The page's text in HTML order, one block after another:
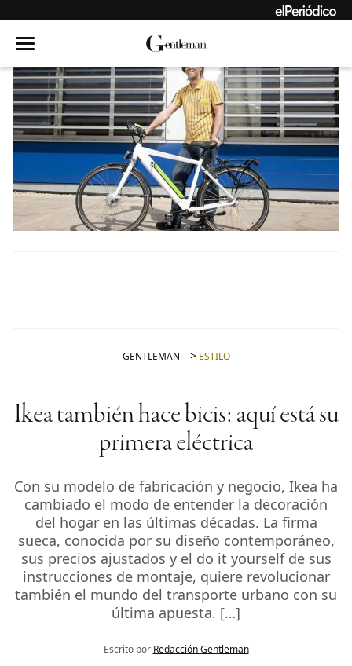
GENTLEMAN - ESTILO
Ikea también hace bicis: aquí está su
primera eléctrica
Con su modelo de fabricación y negocio, Ikea ha
cambiado el modo de entender la decoración
del hogar en las últimas décadas. La firma
sueca, conocida por su diseño contemporáneo,
sus precios ajustados y el do it yourself de sus
instrucciones de montaje, quiere revolucionar
también el mundo del transporte urbano con su
última apuesta. […]
Escrito por Redacción Gentleman